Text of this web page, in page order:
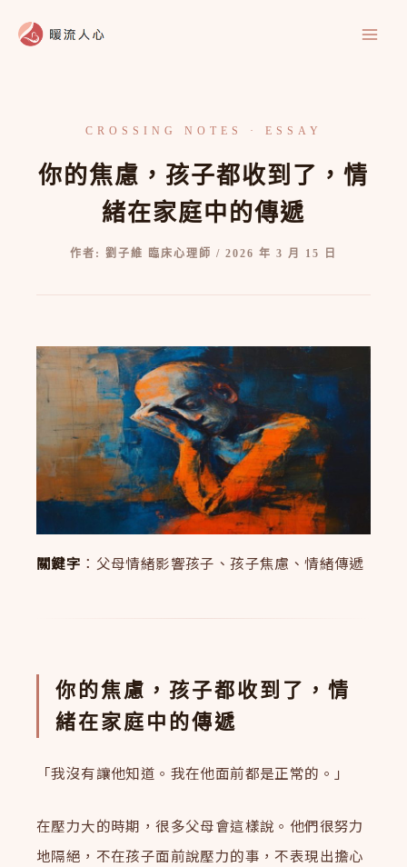
你的焦慮，孩子都收到了，情
緒在家庭中的傳遞
作者: 劉子維 臨床心理師 / 2026 年 3 月 15 日
關鍵字 ：父母情緒影響孩子、孩子焦慮、情緒傳遞
你的焦慮，孩子都收到了，情
緒在家庭中的傳遞
「我沒有讓他知道。我在他面前都是正常的。」
在壓力大的時期，很多父母會這樣說。他們很努力
地隔絕，不在孩子面前說壓力的事，不表現出擔心